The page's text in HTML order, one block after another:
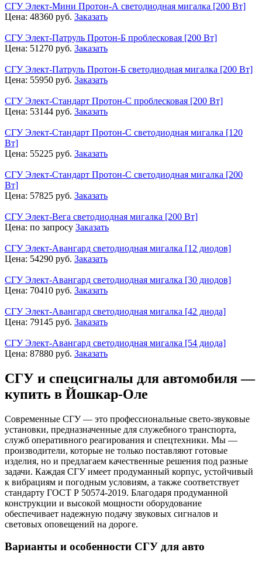
СГУ Элект-Мини Протон-А светодиодная мигалка [200 Вт]
Цена: 48360 руб. Заказать
СГУ Элект-Патруль Протон-Б проблесковая [200 Вт]
Цена: 51270 руб. Заказать
СГУ Элект-Патруль Протон-Б светодиодная мигалка [200 Вт]
Цена: 55950 руб. Заказать
СГУ Элект-Стандарт Протон-С проблесковая [200 Вт]
Цена: 53144 руб. Заказать
СГУ Элект-Стандарт Протон-С светодиодная мигалка [120
Вт]
Цена: 55225 руб. Заказать
СГУ Элект-Стандарт Протон-С светодиодная мигалка [200
Вт]
Цена: 57825 руб. Заказать
СГУ Элект-Вега светодиодная мигалка [200 Вт]
Цена: по запросу Заказать
СГУ Элект-Авангард светодиодная мигалка [12 диодов]
Цена: 54290 руб. Заказать
СГУ Элект-Авангард светодиодная мигалка [30 диодов]
Цена: 70410 руб. Заказать
СГУ Элект-Авангард светодиодная мигалка [42 диода]
Цена: 79145 руб. Заказать
СГУ Элект-Авангард светодиодная мигалка [54 диода]
Цена: 87880 руб. Заказать
СГУ и спецсигналы для автомобиля —
купить в Йошкар-Оле
Современные СГУ — это профессиональные свето-звуковые
установки, предназначенные для служебного транспорта,
служб оперативного реагирования и спецтехники. Мы —
производители, которые не только поставляют готовые
изделия, но и предлагаем качественные решения под разные
задачи. Каждая СГУ имеет продуманный корпус, устойчивый
к вибрациям и погодным условиям, а также соответствует
стандарту ГОСТ Р 50574-2019. Благодаря продуманной
конструкции и высокой мощности оборудование
обеспечивает надежную подачу звуковых сигналов и
световых оповещений на дороге.
Варианты и особенности СГУ для авто